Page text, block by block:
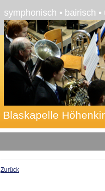
symphonisch • bairisch
Blaskapelle
Zurück